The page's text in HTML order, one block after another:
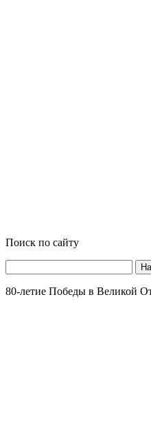
Поиск по сайту
80-летие Победы в Великой